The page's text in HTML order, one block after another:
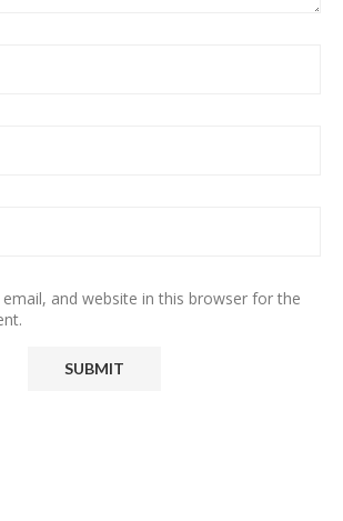
email, and website in this browser for the